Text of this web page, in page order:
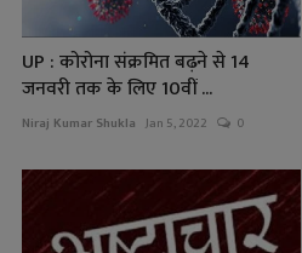
UP : कोरोना संक्रमित बढ़ने से 14
जनवरी तक के लिए 10वीं ...
Niraj Kumar Shukla Jan 5, 2022 0